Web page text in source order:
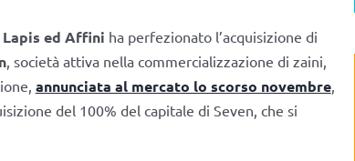
Lapis ed Affini ha perfezionato l’acquisizione di
, società attiva nella commercializzazione di zaini,
annunciata al mercato lo scorso novembre,
del 100% del capitale di Seven, che si